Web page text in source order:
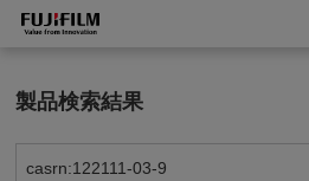
製品検索結果